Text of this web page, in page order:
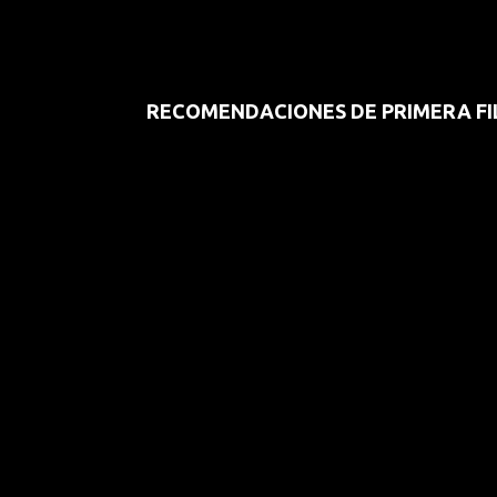
RECOMENDACIONES DE PRIMERA